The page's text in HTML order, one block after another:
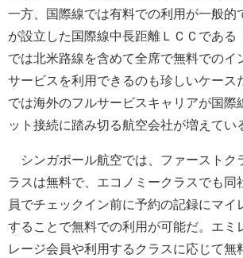
一方、国際線では有料での利用が一般的
が設立した国際線中長距離ＬＣＣである
では北米路線を含めて全席で無料でのイ
サービスを利用できるのも珍しいケース
では海外のフルサービスキャリアが国際
ット接続に踏み切る航空会社が増えてい
シンガポール航空では、ファーストク
ラスは無料で、エコノミークラスでも同
員でチェックイン前に予約の記録にマイ
することで無料での利用が可能だ。エミ
レージ会員や利用するクラスに応じて無